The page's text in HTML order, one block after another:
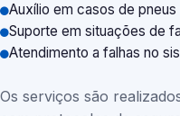
Auxílio em casos de
Suporte em situações de
Atendimento a falhas no
Os serviços são